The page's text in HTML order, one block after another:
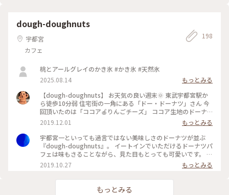
dough-doughnuts
宇都宮
カフェ
198
桃とアールグレイのかき氷 #かき氷 #天然氷
2025.08.14
もっとみる
【dough-doughnuts】 お天気の良い週末🌞 東武宇都宮駅か
ら徒歩10分弱 住宅街の一角にある「ドー・ドーナツ」さん 今
回頂いたのは「ココア🍎りんごチーズ」 ココア生地のドーナ
ツの中に食感の残る🍎とクリームチーズ 本当に揚げてるの❓と
思えるくらい油っぽさがなく パンケーキを食べているような
感じで美味しい(*´꒳`*) 無農薬有機栽培の月ヶ瀬紅茶（奈良
県）と共に（^人^） お向かいにはテイクアウト専門の店舗が
あり 日替りで約15種類のドーナツを販売🍩 #dough-
doughnuts #ドードーナツ #宇都宮日帰り旅
2019.12.01
もっとみる
宇都宮一といっても過言ではない美味しさのドーナツが並ぶ
『dough-doughnuts』。 イートインでいただけるドーナツパ
フェは味もさることながら、見た目もとっても可愛いです。 今
の季節は、和栗のパフェです。 #宇都宮 #栃木 #スイーツ #ド
ーナツ #カフェ #デザート #わたしの街 #お茶
2019.10.27 もっとみる
もっとみる